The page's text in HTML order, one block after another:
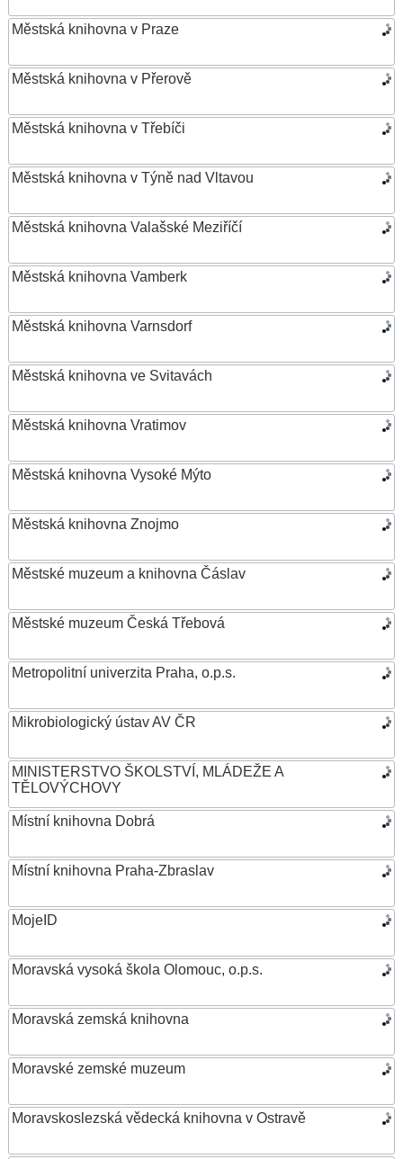
Městská knihovna v Praze
Městská knihovna v Přerově
Městská knihovna v Třebíči
Městská knihovna v Týně nad Vltavou
Městská knihovna Valašské Meziříčí
Městská knihovna Vamberk
Městská knihovna Varnsdorf
Městská knihovna ve Svitavách
Městská knihovna Vratimov
Městská knihovna Vysoké Mýto
Městská knihovna Znojmo
Městské muzeum a knihovna Čáslav
Městské muzeum Česká Třebová
Metropolitní univerzita Praha, o.p.s.
Mikrobiologický ústav AV ČR
MINISTERSTVO ŠKOLSTVÍ, MLÁDEŽE A
TĚLOVÝCHOVY
Místní knihovna Dobrá
Místní knihovna Praha-Zbraslav
MojeID
Moravská vysoká škola Olomouc, o.p.s.
Moravská zemská knihovna
Moravské zemské muzeum
Moravskoslezská vědecká knihovna v Ostravě